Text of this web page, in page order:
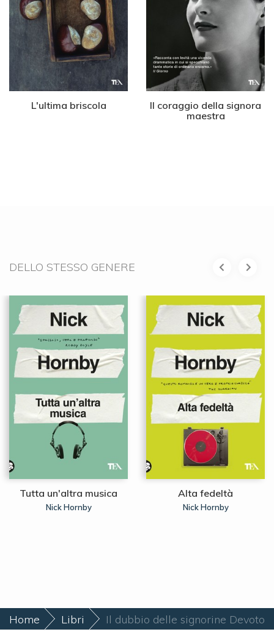
L'ultima briscola
Il coraggio della signora
maestra
DELLO STESSO GENERE
Tutta un'altra musica
Nick Hornby
Alta fedeltà
Nick Hornby
Home Libri Il dubbio delle signorine Devoto